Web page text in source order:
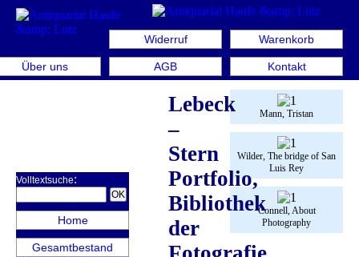
Warenkorb
Kontakt
Widerruf
AGB
Über uns Juli 2026 – Wir stellen aus: Rare Book
Volltextsuche:
Home
Gesamtbestand
Mann, Tristan
Wilder, The bridge of San
Luis Rey
Connell, About
Photography
Lebeck
–
Stern
Portfolio,
Bibliothek
der